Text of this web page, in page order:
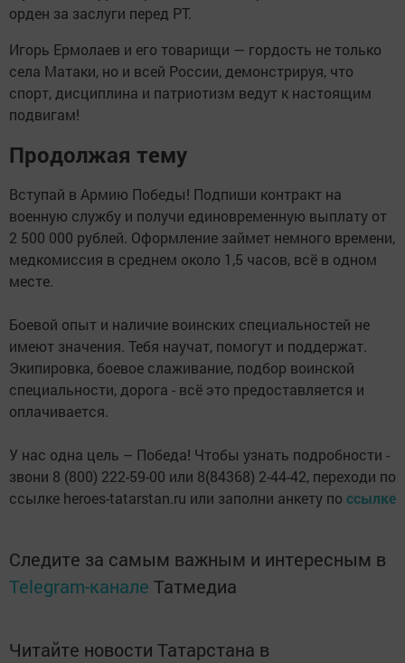
орден за заслуги перед РТ.
Игорь Ермолаев и его товарищи — гордость не только
села Матаки, но и всей России, демонстрируя, что
спорт, дисциплина и патриотизм ведут к настоящим
подвигам!
Продолжая тему
Вступай в Армию Победы! Подпиши контракт на
военную службу и получи единовременную выплату от
2 500 000 рублей. Оформление займет немного времени,
медкомиссия в среднем около 1,5 часов, всё в одном
месте.
Боевой опыт и наличие воинских специальностей не
имеют значения. Тебя научат, помогут и поддержат.
Экипировка, боевое слаживание, подбор воинской
специальности, дорога - всё это предоставляется и
оплачивается.
У нас одна цель – Победа! Чтобы узнать подробности -
звони 8 (800) 222-59-00 или 8(84368) 2-44-42, переходи по
ссылке heroes-tatarstan.ru или заполни анкету по ссылке
Следите за самым важным и интересным в
Telegram-канале Татмедиа
Читайте новости Татарстана в